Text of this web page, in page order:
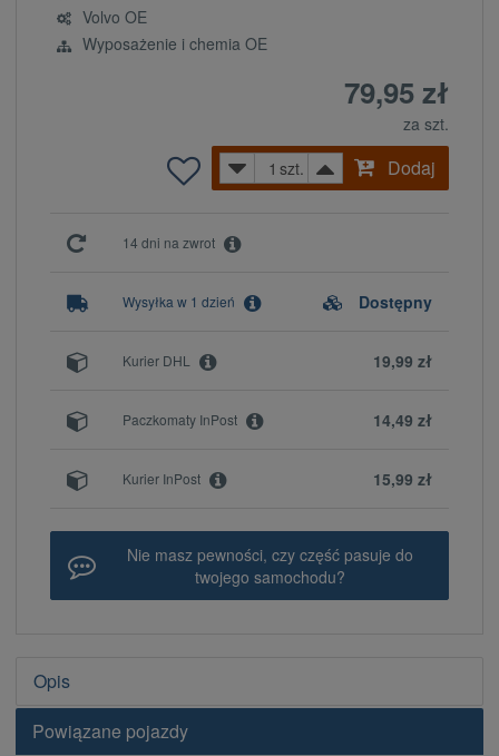
Volvo OE
Wyposażenie i chemia OE
79,95 zł
za szt.
szt.
Dodaj
14 dni na zwrot
Dostępny
Wysyłka w 1 dzień
19,99 zł
Kurier DHL
14,49 zł
Paczkomaty InPost
15,99 zł
Kurier InPost
Nie masz pewności, czy część pasuje do
twojego samochodu?
Opis
Powiązane pojazdy